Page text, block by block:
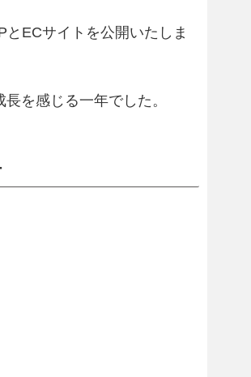
とECサイトを公開いたしま
長を感じる一年でした。